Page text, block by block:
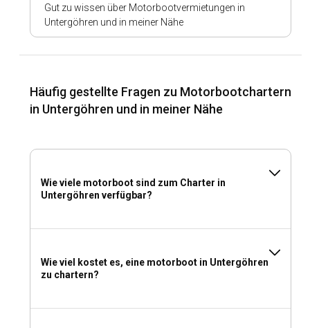
Gut zu wissen über Motorbootvermietungen in
Untergöhren und in meiner Nähe
Häufig gestellte Fragen zu Motorbootchartern
in Untergöhren und in meiner Nähe
Wie viele motorboot sind zum Charter in
Untergöhren verfügbar?
Wie viel kostet es, eine motorboot in Untergöhren
zu chartern?